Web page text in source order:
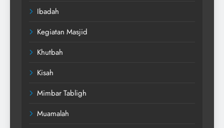
Ibadah
Kegiatan Masjid
Khutbah
Kisah
Mimbar Tabligh
Muamalah